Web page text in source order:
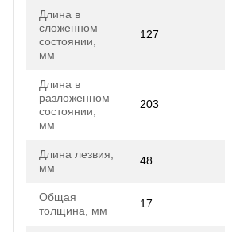
Длина в
сложенном
состоянии,
мм
127
Длина в
разложенном
состоянии,
мм
203
Длина лезвия,
мм
48
Общая
толщина, мм
17